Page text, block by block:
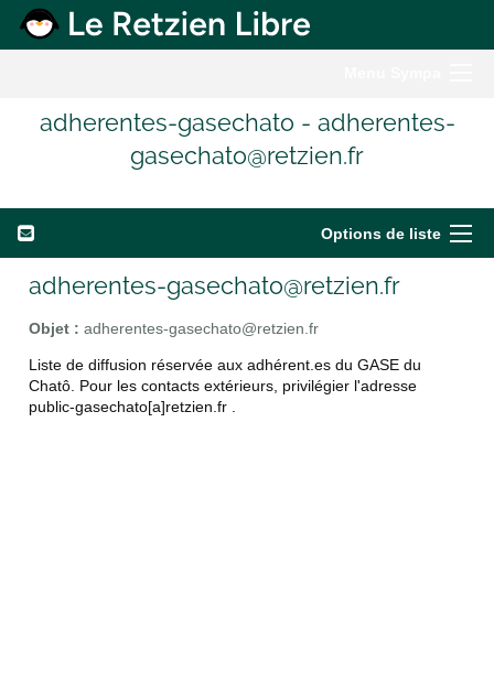
adherentes-gasechato - adherentes-
gasechato@retzien.fr
Options de liste
adherentes-gasechato@retzien.fr
Objet : adherentes-gasechato@retzien.fr
Liste de diffusion réservée aux adhérent.es du GASE du
Chatô. Pour les contacts extérieurs, privilégier l'adresse
public-gasechato[a]retzien.fr .